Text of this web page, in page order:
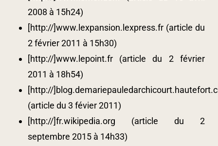
2008 à 15h24)
[http://]www.lexpansion.lexpress.fr (article du
2 février 2011 à 15h30)
[http://]www.lepoint.fr (article du 2 février
2011 à 18h54)
[http://
(article du 3 févier 2011)
[http://]fr.wikipedia.org (article du 2
septembre 2015 à 14h33)